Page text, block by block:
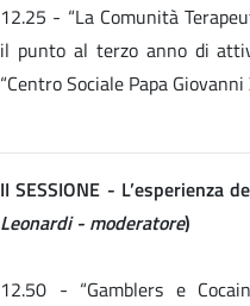
12.25 - “La Comunità
il punto al terzo anno di
“Centro Sociale Papa
II SESSIONE - L’esperienza
Leonardi - moderatore)
12.50 - “Gamblers e